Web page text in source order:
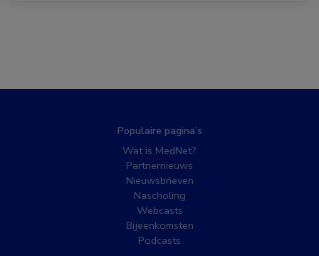
Populaire pagina’s
Wat is MedNet?
Partnernieuws
Nieuwsbrieven
Nascholing
Webcasts
Bijeenkomsten
Podcasts